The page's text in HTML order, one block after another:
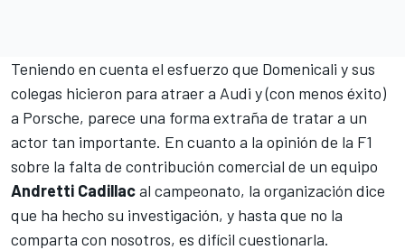
Teniendo en cuenta el esfuerzo que Domenicali y sus
colegas hicieron para atraer a Audi y (con menos éxito)
a Porsche, parece una forma extraña de tratar a un
actor tan importante. En cuanto a la opinión de la F1
sobre la falta de contribución comercial de un equipo
Andretti Cadillacal campeonato, la organización dice
que ha hecho su investigación, y hasta que no la
comparta con nosotros, es difícil cuestionarla.